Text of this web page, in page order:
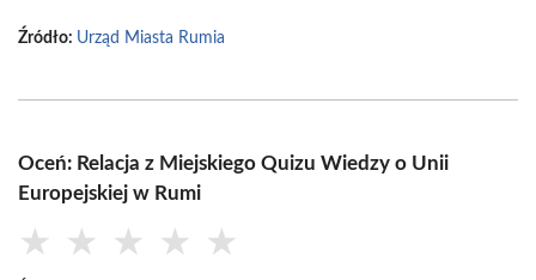
Źródło: Urząd Miasta Rumia
Oceń: Relacja z Miejskiego Quizu Wiedzy o Unii
Europejskiej w Rumi
★ ★ ★ ★ ★